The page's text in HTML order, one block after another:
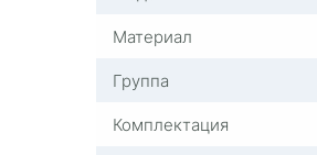
Материал
Группа
Комплектация